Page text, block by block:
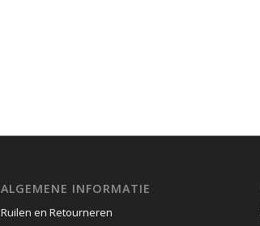
ALGEMENE INFORMATIE
Ruilen en Retourneren